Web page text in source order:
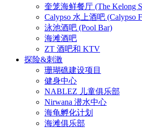
奎笼海鲜餐厅 (The Kelong
Calypso 水上酒吧 (Calypso
泳池酒吧 (Pool Bar)
海滩酒吧
ZT 酒吧和 KTV
探险&刺激
珊瑚礁建设项目
健身中心
NABLEZ 儿童俱乐部
Nirwana 潜水中心
海龟孵化计划
海滩俱乐部